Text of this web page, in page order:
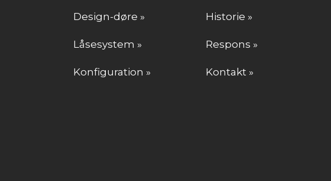
Design-døre »
Låsesystem »
Konfiguration »
Historie »
Respons »
Kontakt »